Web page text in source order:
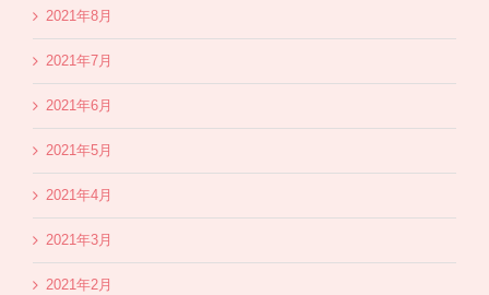
2021年8月
2021年7月
2021年6月
2021年5月
2021年4月
2021年3月
2021年2月